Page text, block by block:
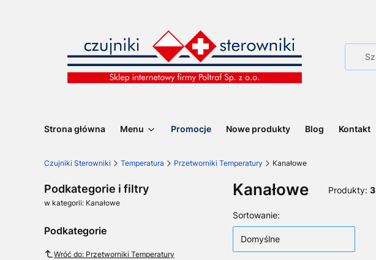
Strona główna Menu Promocje Nowe produkty Blog Kontakt
Czujniki Sterowniki Temperatura Przetworniki Temperatury Kanałowe
Podkategorie i filtry
w kategorii: Kanałowe
Podkategorie
Wróć do: Przetworniki Temperatury
Kanałowe Produkty: 3
Lista produktów
Sortowanie:
Domyślne